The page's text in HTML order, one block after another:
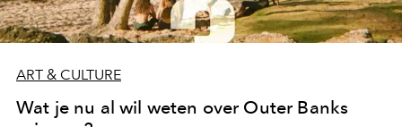
ART & CULTURE
Wat je nu al wil weten over Outer Banks